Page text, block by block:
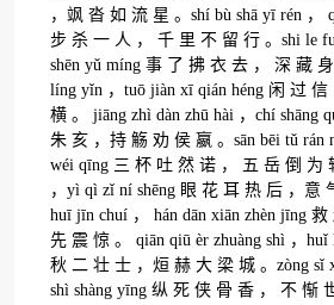
，飒 沓 如 流 星 。shí bù shā yī rén ，
步 杀 一 人 ， 千 里 不 留 行 。shi le
shēn yǔ míng 事 了 拂 衣 去 ， 深 藏
líng yǐn ，tuō jiàn xī qián héng 闲 过
横 。 jiāng zhì dàn zhū hài ，chí shāng
朱 亥 ，持 觞 劝 侯 嬴 。sān bēi tǔ rán
wéi qīng 三 杯 吐 然 诺 ， 五 岳 倒 为
，yì qì zǐ ní shēng 眼 花 耳 热 后 ，意
huī jīn chuí ， hán dān xiān zhèn jīng
先 震 惊 。 qiān qiū èr zhuàng shì ，huǐ
秋 二 壮 士 ，烜 赫 大 梁 城 。zòng sǐ
shì shàng yīng 纵 死 侠 骨 香 ， 不 惭